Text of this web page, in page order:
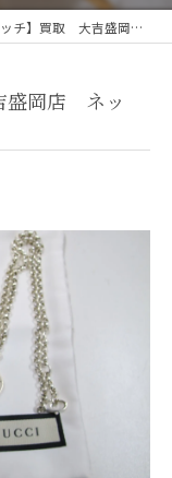
吉盛岡店 ネックレス 買取しました！！！
盛岡店 ネッ